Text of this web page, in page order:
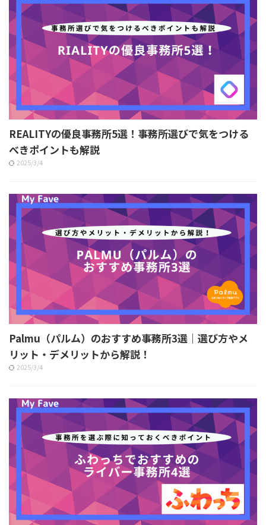
REALITYの優良事務所5選！事務所選びで気をつける
べきポイントも解説
2025/3/4
Palmu（パルム）のおすすめ事務所3選｜選び方やメ
リット・デメリットから解説！
2025/3/4